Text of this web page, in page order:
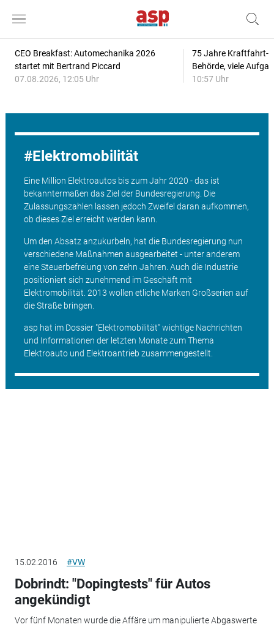
CEO Breakfast: Automechanika 2026
startet mit Bertrand Piccard
07.08.2026, 12:05 Uhr
75 Jahre Kraftfahrt-
Behörde, viele
10:57 Uhr
Elektromobilität
Eine Million Elektroautos bis zum Jahr 2020 - das ist
bekanntermaßen das Ziel der Bundesregierung. Die
Zulassungszahlen lassen jedoch Zweifel daran aufkommen,
ob dieses Ziel erreicht werden kann.
Um den Absatz anzukurbeln, hat die Bundesregierung nun
verschiedene Maßnahmen ausgearbeitet - unter anderem
eine Steuerbefreiung von zehn Jahren. Auch die Industrie
positioniert sich zunehmend im Geschäft mit
Elektromobilität. 2013 wollen etliche Marken Großserien auf
die Straße bringen.
asp hat im Dossier "Elektromobilität" wichtige Nachrichten
und Informationen der letzten Monate zum Thema
Elektroauto und Elektroantrieb zusammengestellt.
15.02.2016 #VW
Dobrindt: "Dopingtests" für Autos
angekündigt
Vor fünf Monaten wurde die Affäre um manipulierte Abgaswerte